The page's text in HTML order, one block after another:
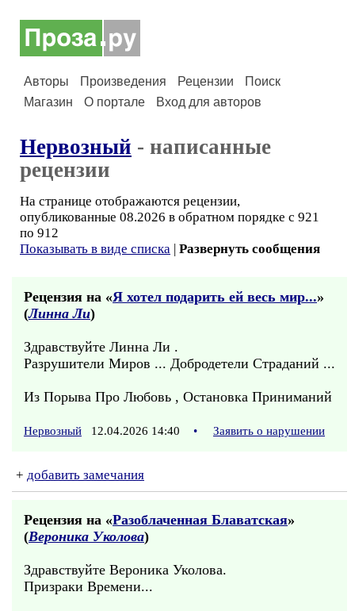
Авторы Произведения Рецензии
Поиск
Магазин
О портале Вход для авторов
Нервозный - написанные
рецензии
На странице отображаются рецензии,
опубликованные 08.2026 в обратном порядке с 921
по 912
Показывать в виде списка | Развернуть сообщения
Рецензия на «Я хотел подарить ей весь мир...»
(Линна Ли)
Здравствуйте Линна Ли .
Разрушители Миров ... Добродетели Страданий ...
Из Порыва Про Любовь , Остановка Приниманий
Нервозный 12.04.2026 14:40 • Заявить о нарушении
+ добавить замечания
Рецензия на «Разоблаченная Блаватская»
(Вероника Уколова)
Здравствуйте Вероника Уколова.
Призраки Времени...